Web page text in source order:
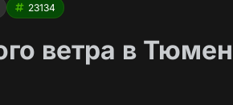
23134
ветра в